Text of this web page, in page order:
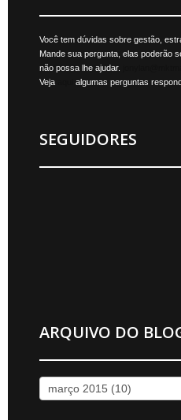
Você tem dúvidas sobre gestão,
Mande sua pergunta, elas poderão
não possa lhe ajudar.
Veja
algumas perguntas
SEGUIDORES
ARQUIVO DO